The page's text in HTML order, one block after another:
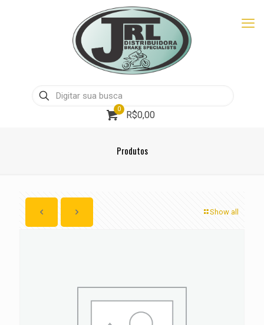
0
R$0,00
Produtos
Show all